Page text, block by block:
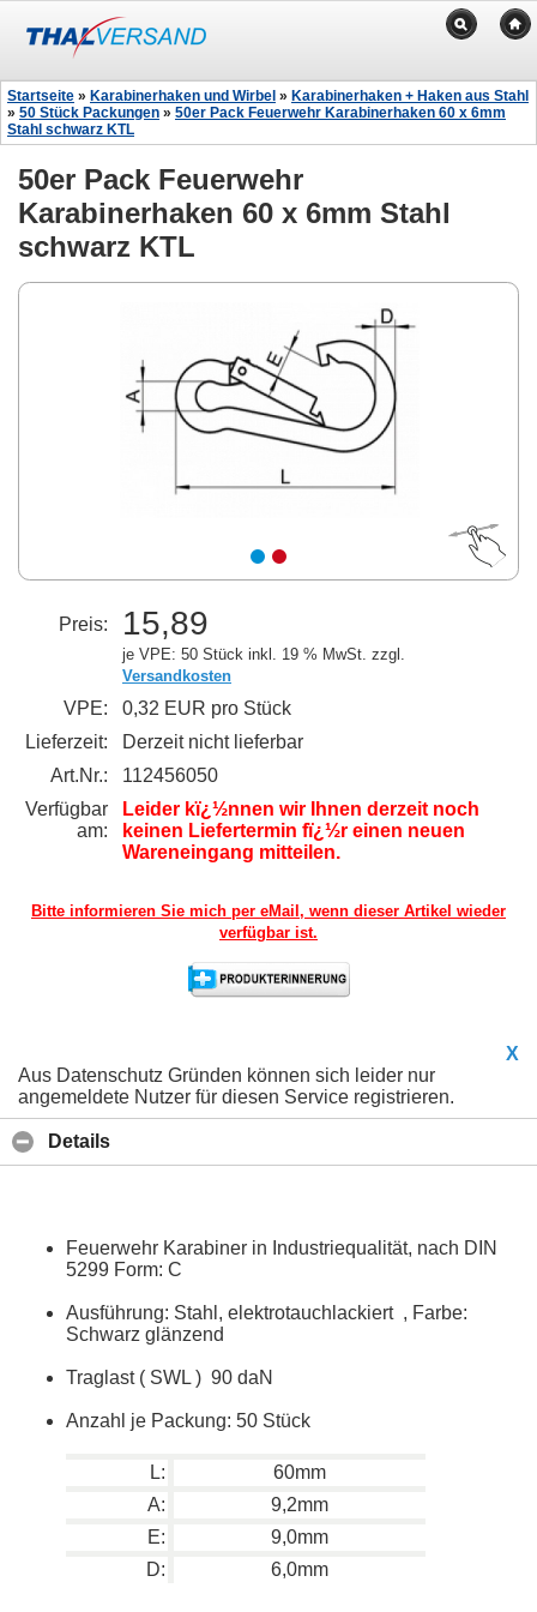
Startseite » Karabinerhaken und Wirbel » Karabinerhaken + Haken aus Stahl
» 50 Stück Packungen » 50er Pack Feuerwehr Karabinerhaken 60 x 6mm
Stahl schwarz KTL
50er Pack Feuerwehr
Karabinerhaken 60 x 6mm Stahl
schwarz KTL
Preis: 15,89
je VPE: 50 Stück inkl. 19 % MwSt. zzgl.
Versandkosten
VPE:
0,32 EUR pro Stück
Lieferzeit:
Derzeit nicht lieferbar
Art.Nr.:
112456050
Verfügbar
am:
Leider kï¿½nnen wir Ihnen derzeit noch
keinen Liefertermin fï¿½r einen neuen
Wareneingang mitteilen.
Bitte informieren Sie mich per eMail, wenn dieser Artikel wieder
verfügbar ist.
X
Aus Datenschutz Gründen können sich leider nur
angemeldete Nutzer für diesen Service registrieren.
Details
Feuerwehr Karabiner in Industriequalität, nach DIN
5299 Form: C
Ausführung: Stahl, elektrotauchlackiert , Farbe:
Schwarz glänzend
Traglast ( SWL ) 90 daN
Anzahl je Packung: 50 Stück
L:
60mm
A:
9,2mm
E:
9,0mm
D:
6,0mm